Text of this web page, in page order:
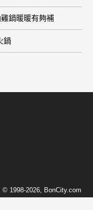
鍋暖暖有夠補
鍋
2026, BonCity.com